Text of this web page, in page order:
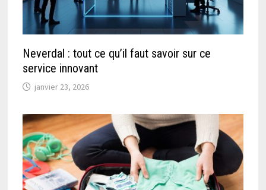
Neverdal : tout ce qu’il faut savoir sur ce
service innovant
janvier 23, 2026